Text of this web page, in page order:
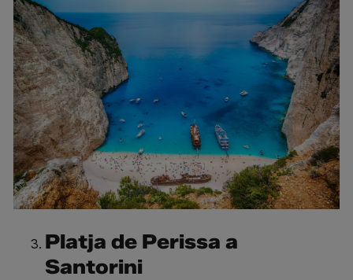
Platja de Perissa a
Santorini